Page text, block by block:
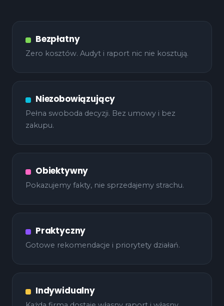
Bezpłatny
Zero kosztów. Audyt i raport nic nie kosztują.
Niezobowiązujący
Pełna swoboda decyzji. Bez umowy i bez
zakupu.
Obiektywny
Pokazujemy fakty, nie sprzedajemy strachu.
Praktyczny
Gotowe rekomendacje i priorytety działań.
Indywidualny